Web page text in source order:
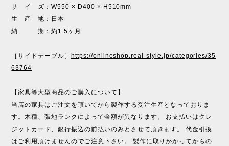
サ イ ズ：W550 × D400 × H510mm
生 産 地：日本
納 期：約1.5ヶ月
［サイドテーブル］
https://onlineshop.real-style.jp/categories/35
63764
【家具等大型商品のご購入について】
当店の家具はご注文を頂いてから製作する受注生産となっておりま
す。木種、張地ランクによって金額が異なります。 お支払いはクレ
ジットカード、銀行振込の前払いのみとさせて頂きます。 代金引換
はご利用頂けませんのでご注意下さい。 製作に取りかかってからの